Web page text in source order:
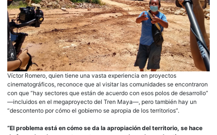
Víctor Romero, quien tiene una vasta experiencia en proyectos
cinematográficos, reconoce que al visitar las comunidades se encontraron
con que “hay sectores que están de acuerdo con esos polos de desarrollo”
—incluidos en el megaproyecto del Tren Maya—, pero también hay un
“descontento por cómo el gobierno se apropia de los territorios”.
“El problema está en cómo se da la apropiación del territorio, se hace